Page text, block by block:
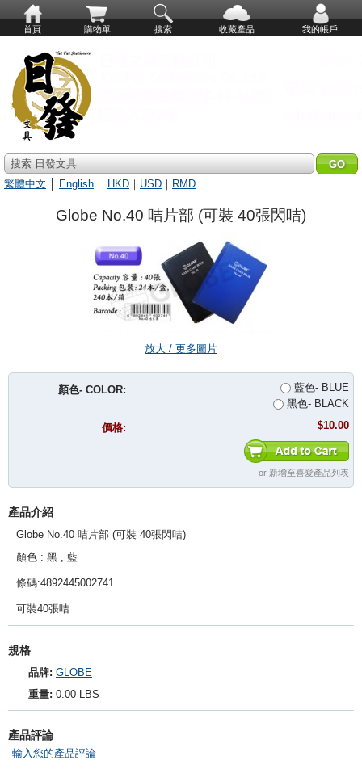
首頁 購物單 搜索 收藏產品 我的帳戶
搜索 日發文具
繁體中文
English HKD ｜ USD ｜ RMD
Globe No.40 咭片部 (可裝 40張閃咭)
放大 / 更多圖片
顏色- COLOR:
藍色- BLUE
黑色- BLACK
價格:
$10.00
or 新增至喜愛產品列表
產品介紹
Globe No.40 咭片部 (可裝 40張閃咭)
顏色 : 黑 , 藍
條碼:4892445002741
可裝40張咭
規格
品牌: GLOBE
重量: 0.00 LBS
產品評論
輸入您的產品評論